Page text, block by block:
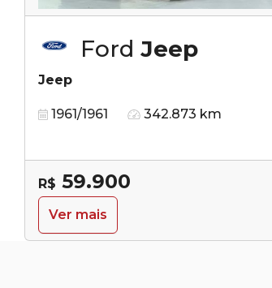
Ford Jeep
Jeep
1961/1961 342.873 km
R$ 59.900
Ver mais